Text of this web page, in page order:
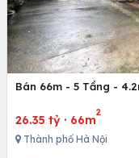
Bán 66m - 5 Tầng -
26.35 tỷ · 66m
2
Thành phố Hà Nội